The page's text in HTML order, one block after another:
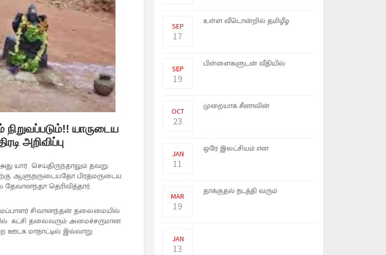
யாருடைய
அறிவிப்பு
யார் செய்திருந்தாலும் தவறு.
ஆளுநருடையதோ பிரதமருடைய
தெரிவித்தார்.
சிவானந்தன் தலைமையில்
கட்சி தலைவரும் அமைச்சருமான
மாநாட்டில் இவ்வாறு
SEP
17
உள்ள வீடொன்றில் தமிழீழ
SEP
19
பிள்ளைகளுடன் வீதியில்
OCT
23
முறையாக சீனாவின்
JAN
11
ஒரே இலட்சியம் என
MAR
19
தாக்குதல் நடத்தி வரும்
JAN
13